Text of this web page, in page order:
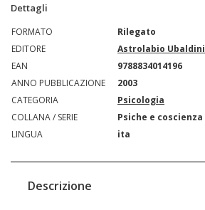
Dettagli
FORMATO
Rilegato
EDITORE
Astrolabio Ubaldini
EAN
9788834014196
ANNO PUBBLICAZIONE
2003
CATEGORIA
Psicologia
COLLANA / SERIE
Psiche e coscienza
LINGUA
ita
Descrizione